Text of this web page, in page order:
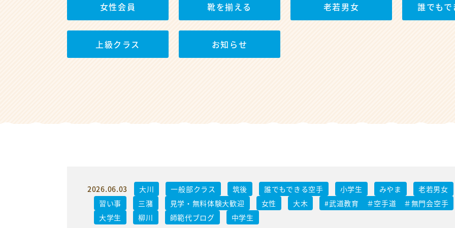
女性会員 靴を揃える 老若男女 誰でも
上級クラス お知らせ
2026.06.03 大川 一般部クラス 筑後 誰でもできる空手 小学生 みやま
老若男女
習い事
三潴 見学・無料体験大歓迎 女性 大木
#武道教育 ＃空手道 ＃無門会空手
大学生
柳川 師範代ブログ 中学生